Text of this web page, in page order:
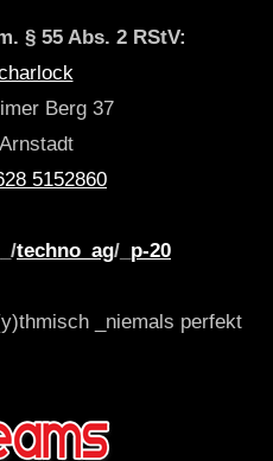
§ 55 Abs. 2 RStV:
Berg 37
5152860
techno_ag/_ p-20
_niemals perfekt